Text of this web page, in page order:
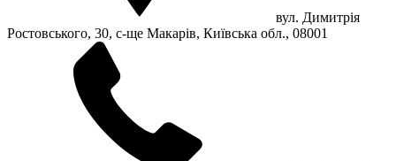
вул. Димитрія
Ростовського, 30, с-ще Макарів, Київська обл., 08001